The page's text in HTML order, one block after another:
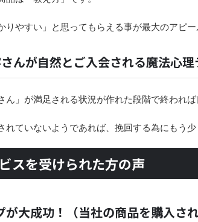
りやすい」と思ってもらえる事が最大のアピー
んが自然とご入会される魔法心理
ん」が満足される状況が作れた段階で終われば
れていないようであれば、挽回する為にもう少
スを受けられた方の声
が大成功！（当社の商品を購入さ